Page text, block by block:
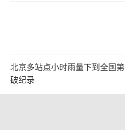
北京多站点小时雨量下到全国
破纪录
2026-08-07 23:51:40